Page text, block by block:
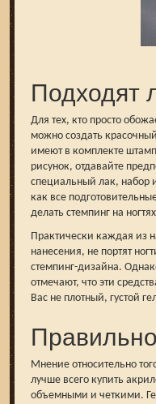
Подходят
Для тех, кто просто
можно создать
имеют в комплекте
рисунок, отдавайте
специальный лак, набор
как все
делать стемпинг на
Практически каждая из
нанесения, не портят
стемпинг-дизайна.
отмечают, что эти
Вас не плотный, густой
Мнение относительно
лучше всего купить
объемными и четкими.